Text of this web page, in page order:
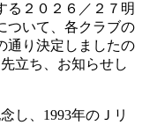
る２０２６／２７明
ついて、各クラブの
通り決定しましたの
立ち、お知らせし
し、1993年のＪリ